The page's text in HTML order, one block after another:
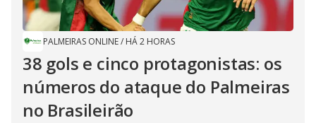
PALMEIRAS ONLINE/ HÁ 2 HORAS
38 gols e cinco protagonistas: os
números do ataque do Palmeiras
no Brasileirão